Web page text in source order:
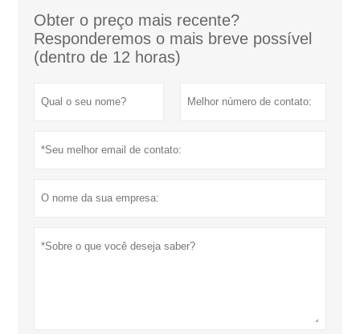
Obter o preço mais recente?
Responderemos o mais breve possível
(dentro de 12 horas)